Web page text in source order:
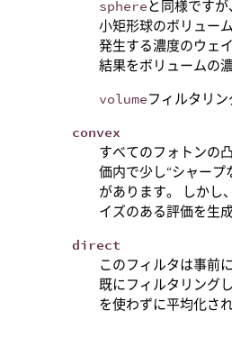
sphereと同様です
小矩形球のボリュー
発生する濃度のウェ
結果をボリュームの
volumeフィルタリ
convex
すべてのフォトンの
価内で少し“シャー
があります。 しかし
イズのある評価を生
direct
このフィルタは事前
既にフィルタリング
を使わずに平均化され